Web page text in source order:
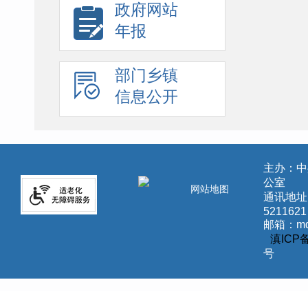
政府网站
年报
部门乡镇
信息公开
网站地图
主办：
公室
通讯地
5211621
邮箱：
滇ICP
号